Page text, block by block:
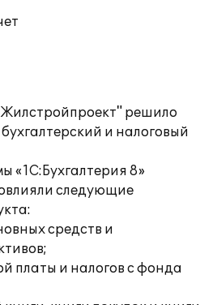
решило
и налоговый
«1С:Бухгалтерия 8»
следующие
средств и
платы и налогов с фонда